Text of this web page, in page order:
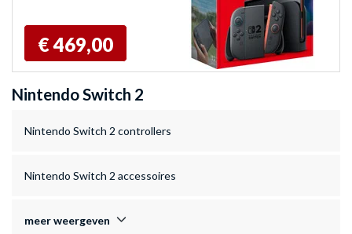
€ 469,00
Nintendo Switch 2
Nintendo Switch 2 controllers
Nintendo Switch 2 accessoires
meer weergeven